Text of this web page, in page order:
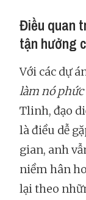
Điều quan
tận hưởng
Với các dự
làm nó phức
Tlinh, đạo
là điều dễ
gian, anh
niềm hân
lại theo